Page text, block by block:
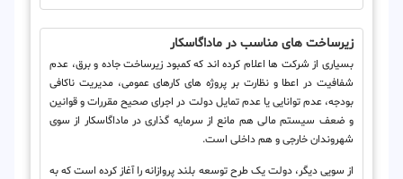
زیرساخت های مناسب در ماداگاسکار
بسیاری از شرکت ها اعلام کرده اند که کمبود زیرساخت جاده و برق، عدم
شفافیت در اعطا و نظارت بر پروژه های کارهای عمومی، مدیریت ناکافی
بودجه، عدم توانایی یا عدم تمایل دولت در اجرای صحیح مقررات و قوانین
و ضعف سیستم مالی هم مانع از سرمایه گذاری در ماداگاسکار از سوی
شهروندان خارجی و هم داخلی است.
از سویی دیگر، دولت یک طرح توسعه بلند پروازانه را آغاز کرده است که به